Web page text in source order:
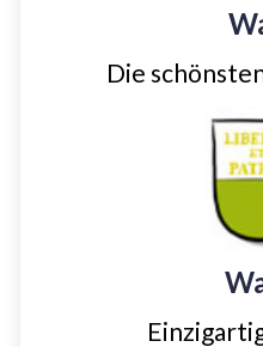
Die